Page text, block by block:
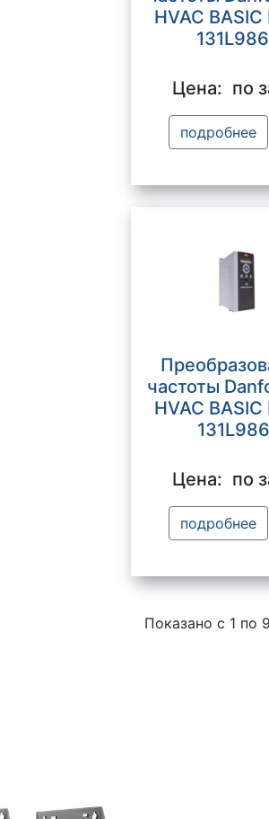
HVAC BASIC
Цена: по
подробнее
частоты
HVAC BASIC
Цена: по
подробнее
Показано с 1 по 9